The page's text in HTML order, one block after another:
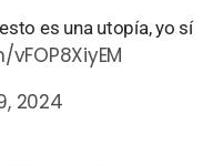
es una utopía, yo sí
2024